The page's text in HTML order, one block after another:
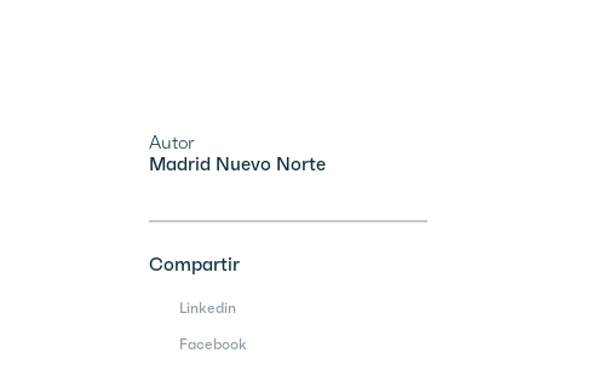
Autor
Madrid Nuevo Norte
Compartir
Linkedin
Facebook